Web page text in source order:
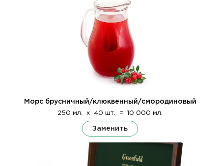
Морс брусничный/клюквенный/смородиновый
250 мл. x 40 шт. = 10 000 мл.
Заменить